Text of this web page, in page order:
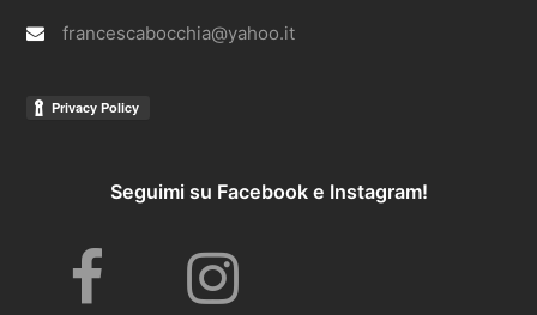
francescabocchia@yahoo.it
Seguimi su Facebook e Instagram!
I